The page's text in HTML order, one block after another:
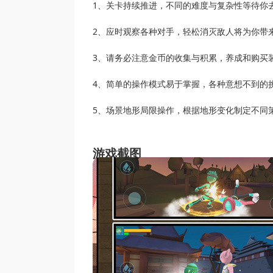
1、关卡持续推进，不同的难度与复杂性等待
2、应时观察各种对手，轻松消灭敌人将为你带
3、请务必注意金币的收集与积累，养成和购
4、简单的操作模式易于掌握，各种意想不到
5、场景地形局限操作，根据地形变化制定不
游戏截图